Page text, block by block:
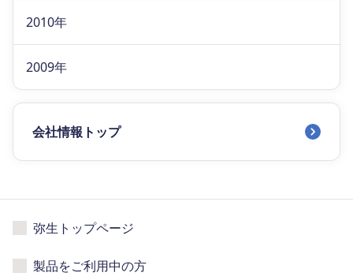
2010年
2009年
会社情報トップ
弥生トップページ
製品をご利用中の方